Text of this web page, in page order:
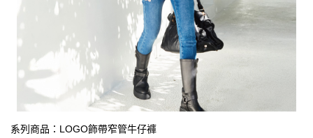
系列商品：LOGO飾帶窄管牛仔褲